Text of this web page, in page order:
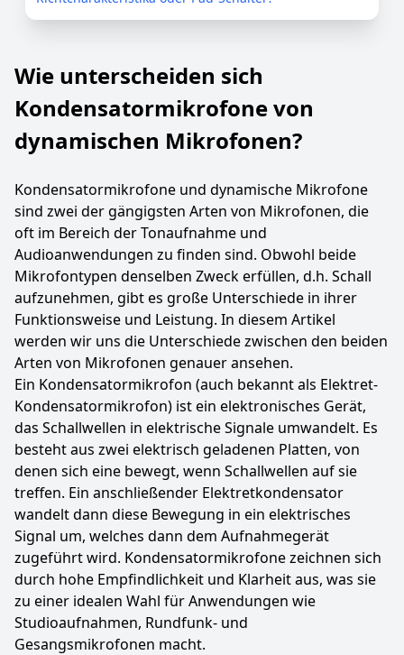
Wie unterscheiden sich
Kondensatormikrofone von
dynamischen Mikrofonen?
Kondensatormikrofone und dynamische Mikrofone
sind zwei der gängigsten Arten von Mikrofonen, die
oft im Bereich der Tonaufnahme und
Audioanwendungen zu finden sind. Obwohl beide
Mikrofontypen denselben Zweck erfüllen, d.h. Schall
aufzunehmen, gibt es große Unterschiede in ihrer
Funktionsweise und Leistung. In diesem Artikel
werden wir uns die Unterschiede zwischen den beiden
Arten von Mikrofonen genauer ansehen.
Ein Kondensatormikrofon (auch bekannt als Elektret-
Kondensatormikrofon) ist ein elektronisches Gerät,
das Schallwellen in elektrische Signale umwandelt. Es
besteht aus zwei elektrisch geladenen Platten, von
denen sich eine bewegt, wenn Schallwellen auf sie
treffen. Ein anschließender Elektretkondensator
wandelt dann diese Bewegung in ein elektrisches
Signal um, welches dann dem Aufnahmegerät
zugeführt wird. Kondensatormikrofone zeichnen sich
durch hohe Empfindlichkeit und Klarheit aus, was sie
zu einer idealen Wahl für Anwendungen wie
Studioaufnahmen, Rundfunk- und
Gesangsmikrofonen macht.